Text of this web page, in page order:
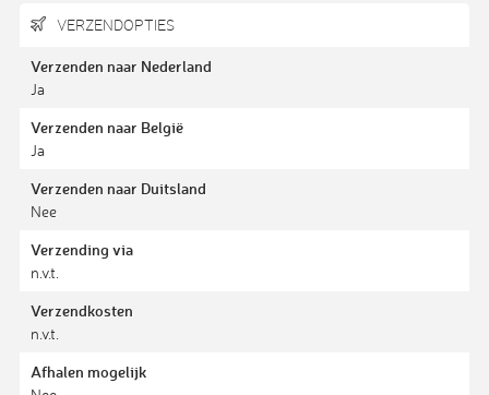
VERZENDOPTIES
Verzenden naar Nederland
Ja
Verzenden naar België
Ja
Verzenden naar Duitsland
Nee
Verzending via
n.v.t.
Verzendkosten
n.v.t.
Afhalen mogelijk